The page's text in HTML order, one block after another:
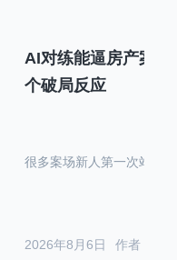
AI对练能逼房产案
个破局反应
作者：销
2026年8月6日
很多案场新人第一次站在